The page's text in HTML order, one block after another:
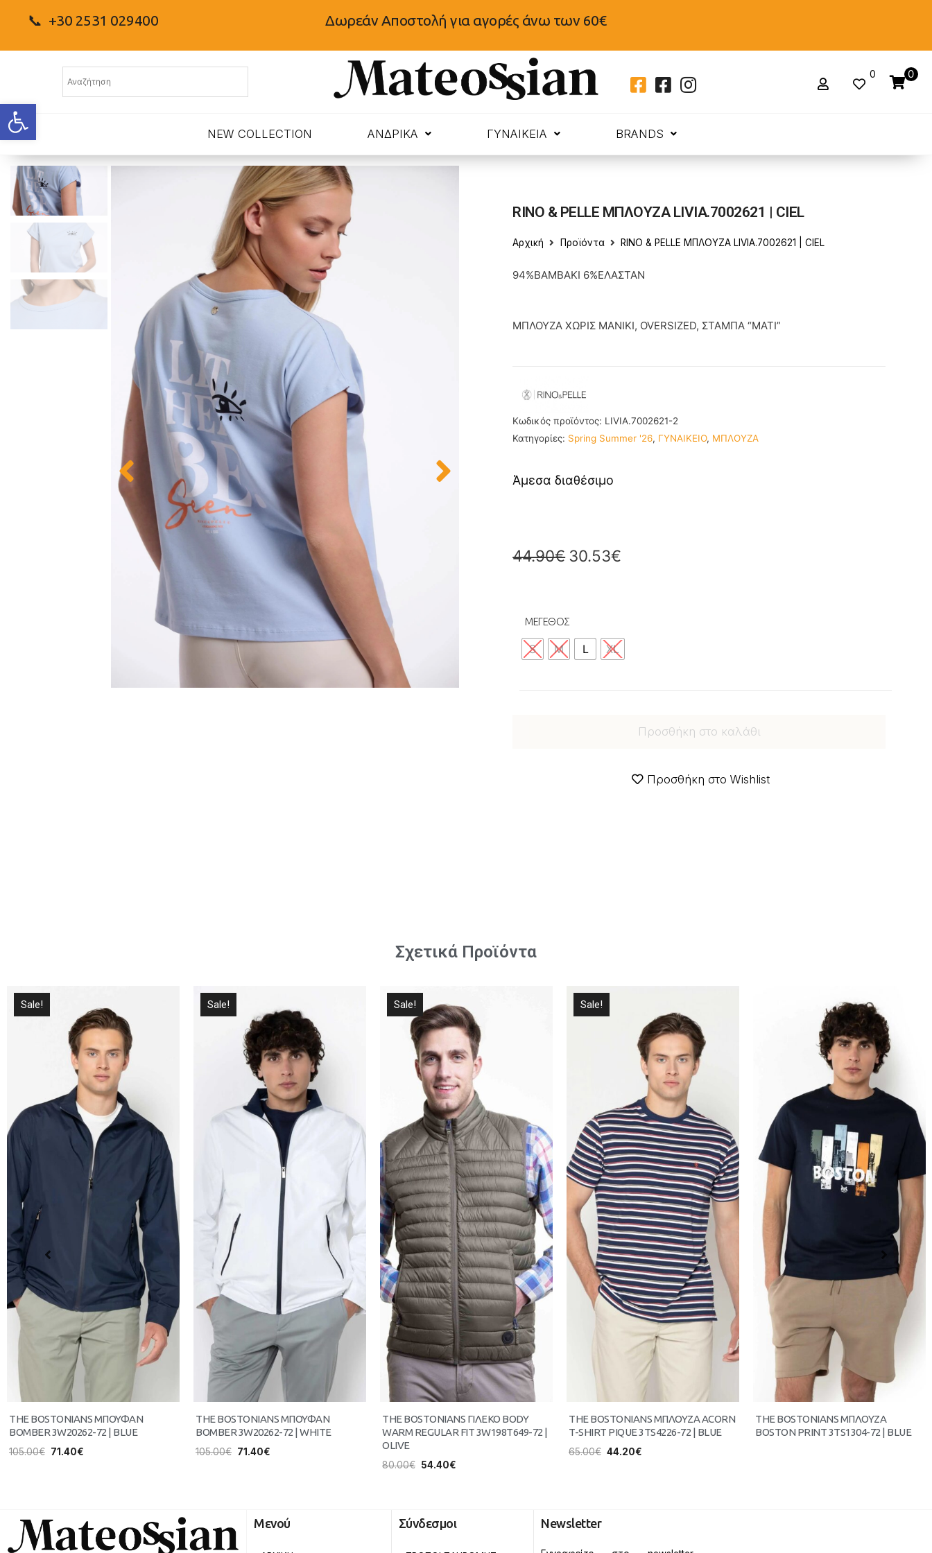
Ανοίξτε τη γραμμή εργαλείων
📞 +30 2531 029400 Δωρεάν Αποστολή για αγορές άνω των 60€
0 0
NEW COLLECTION ΑΝΔΡΙΚΑ ΓΥΝΑΙΚΕΙΑ BRANDS
RINO & PELLE ΜΠΛΟΥΖΑ LIVIA.7002621 | CIEL
Αρχική Προϊόντα RINO & PELLE ΜΠΛΟΥΖΑ LIVIA.7002621 | CIEL
94%ΒΑΜΒΑΚΙ 6%ΕΛΑΣΤΑΝ
ΜΠΛΟΥΖΑ ΧΩΡΙΣ ΜΑΝΙΚΙ, OVERSIZED, ΣΤΑΜΠΑ “ΜΑΤΙ”
Κωδικός προϊόντος: LIVIA.7002621-2
Κατηγορίες: Spring Summer '26, ΓΥΝΑΙΚΕΙΟ, ΜΠΛΟΥΖΑ
Άμεσα διαθέσιμο
44.90€ 30.53€
ΜΕΓΕΘΟΣ
S M L XL
Προσθήκη στο καλάθι
Προσθήκη στο Wishlist
Σχετικά Προϊόντα
Sale!
THE BOSTONIANS ΜΠΟΥΦΑΝ
BOMBER 3W20262-72 | BLUE
105.00€ 71.40€
Sale!
THE BOSTONIANS ΜΠΟΥΦΑΝ
BOMBER 3W20262-72 | WHITE
105.00€ 71.40€
Sale!
THE BOSTONIANS ΓΙΛΕΚΟ BODY
WARM REGULAR FIT 3W198T649-72 |
OLIVE
80.00€ 54.40€
Sale!
THE BOSTONIANS ΜΠΛΟΥΖΑ ACORN
T-SHIRT PIQUE 3TS4226-72 | BLUE
65.00€ 44.20€
THE BOSTONIANS ΜΠΛΟΥΖΑ
BOSTON PRINT 3TS1304-72 | BLUE
Μενού Σύνδεσμοι Newsletter